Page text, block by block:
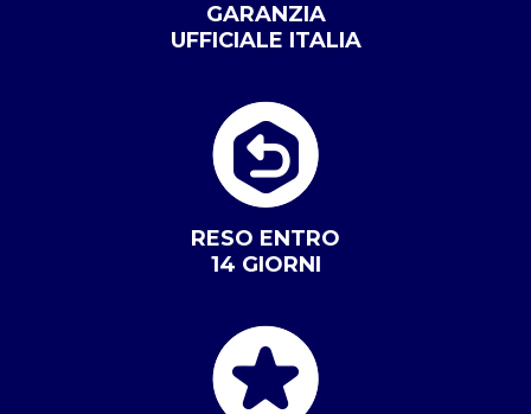
GARANZIA
UFFICIALE ITALIA
RESO ENTRO
14 GIORNI